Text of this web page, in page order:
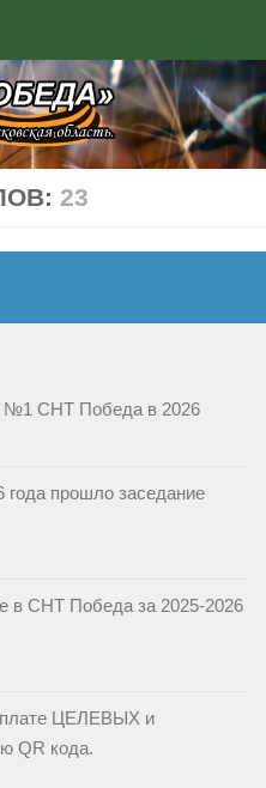
23
№1 СНТ Победа в 2026
года прошло заседание
в СНТ Победа за 2025-2026
ЦЕЛЕВЫХ и
QR кода.